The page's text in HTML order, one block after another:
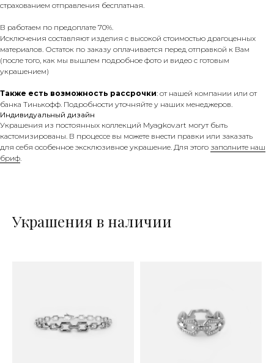
страхованием отправления бесплатная.
В работаем по предоплате 70%.
Исключения составляют изделия с высокой стоимостью драгоценных
материалов. Остаток по заказу оплачивается перед отправкой к Вам
(после того, как мы вышлем подробное фото и видео с готовым
украшением)
Также есть возможность рассрочки: от нашей компании или от
банка Тинькофф. Подробности уточняйте у наших менеджеров.
Индивидуальный дизайн
Украшения из постоянных коллекций Myagkov.art могут быть
кастомизированы. В процессе вы можете внести правки или заказать
для себя особенное эксклюзивное украшение. Для этого заполните наш
бриф.
Украшения в наличии